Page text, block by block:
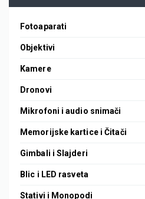
Fotoaparati
Objektivi
Kamere
Dronovi
Mikrofoni i audio snimači
Memorijske kartice i Čitači
Gimbali i Slajderi
Blic i LED rasveta
Stativi i Monopodi